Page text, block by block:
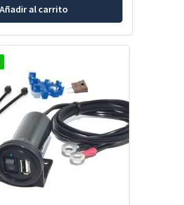
Añadir al carrito